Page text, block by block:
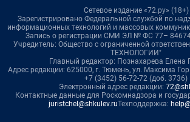
Сетевое издание «72.ру» (18+)
Зарегистрировано Федеральной службой по
информационных технологий и массовых
Запись о регистрации СМИ ЭЛ № ФС 77– 84674
Учредитель: Общество с ограниченной
ТЕХНОЛОГИИ"
Главный редактор: Познахарева Елена
Адрес редакции: 625000, г. Тюмень, ул. Максима
+7 (3452) 56-72-72 (доб. 3736)
Электронный адрес редакции:
Контактные данные для Роскомнадзора и
juristchel@shkulev.ruТехподдержка: